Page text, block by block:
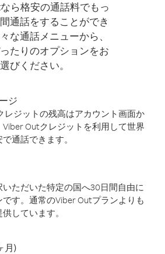
ら格安の通話料でもっ
通話をすることができ
な通話メニューから、
たりのオプションをお
選びください。
ジ
レジットの残高はアカウント画面か
Outクレジットを利用して世界
通話できます。
ただいた特定の国へ30日間自由に
す。通常のViber Outプランよりも
しています。
月)